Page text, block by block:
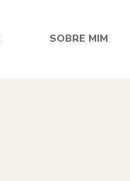
SOBRE MIM